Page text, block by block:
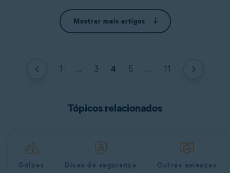
Mostrar mais artigos
1 ... 3 4 5 ... 11
Tópicos relacionados
Golpes Dicas de segurança Outras ameaças